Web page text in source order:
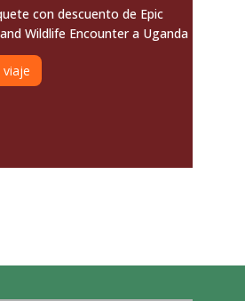
con descuento de Epic
Wildlife Encounter a Uganda
viaje